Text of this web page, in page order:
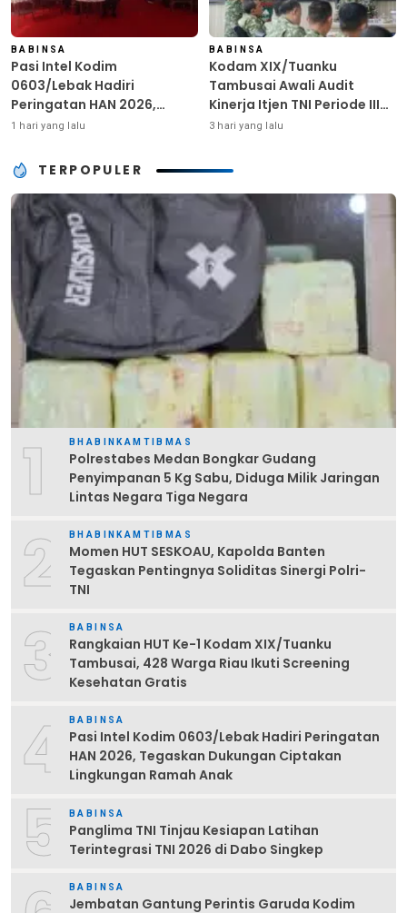
BABINSA
Pasi Intel Kodim
0603/Lebak Hadiri
Peringatan HAN 2026,
Tegaskan Dukungan
Ramah Anak
1 hari yang lalu
BABINSA
Kodam XIX/Tuanku
Tambusai Awali Audit
Kinerja Itjen TNI Periode III
TA 2026
3 hari yang lalu
TERPOPULER
1 BHABINKAMTIBMAS
Polrestabes Medan Bongkar Gudang
Penyimpanan 5 Kg Sabu, Diduga Milik Jaringan
Lintas Negara Tiga Negara
2 BHABINKAMTIBMAS
Momen HUT SESKOAU, Kapolda Banten
Tegaskan Pentingnya Soliditas Sinergi Polri-
TNI
3 BABINSA
Rangkaian HUT Ke-1 Kodam XIX/Tuanku
Tambusai, 428 Warga Riau Ikuti Screening
Kesehatan Gratis
4 BABINSA
Pasi Intel Kodim 0603/Lebak Hadiri Peringatan
HAN 2026, Tegaskan Dukungan Ciptakan
Lingkungan Ramah Anak
5 BABINSA
Panglima TNI Tinjau Kesiapan Latihan
Terintegrasi TNI 2026 di Dabo Singkep
BABINSA
Jembatan Gantung Perintis Garuda Kodim